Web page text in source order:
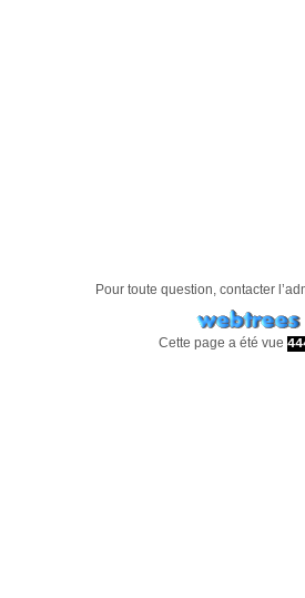
Pour toute question, contacter
Cette page a été vue